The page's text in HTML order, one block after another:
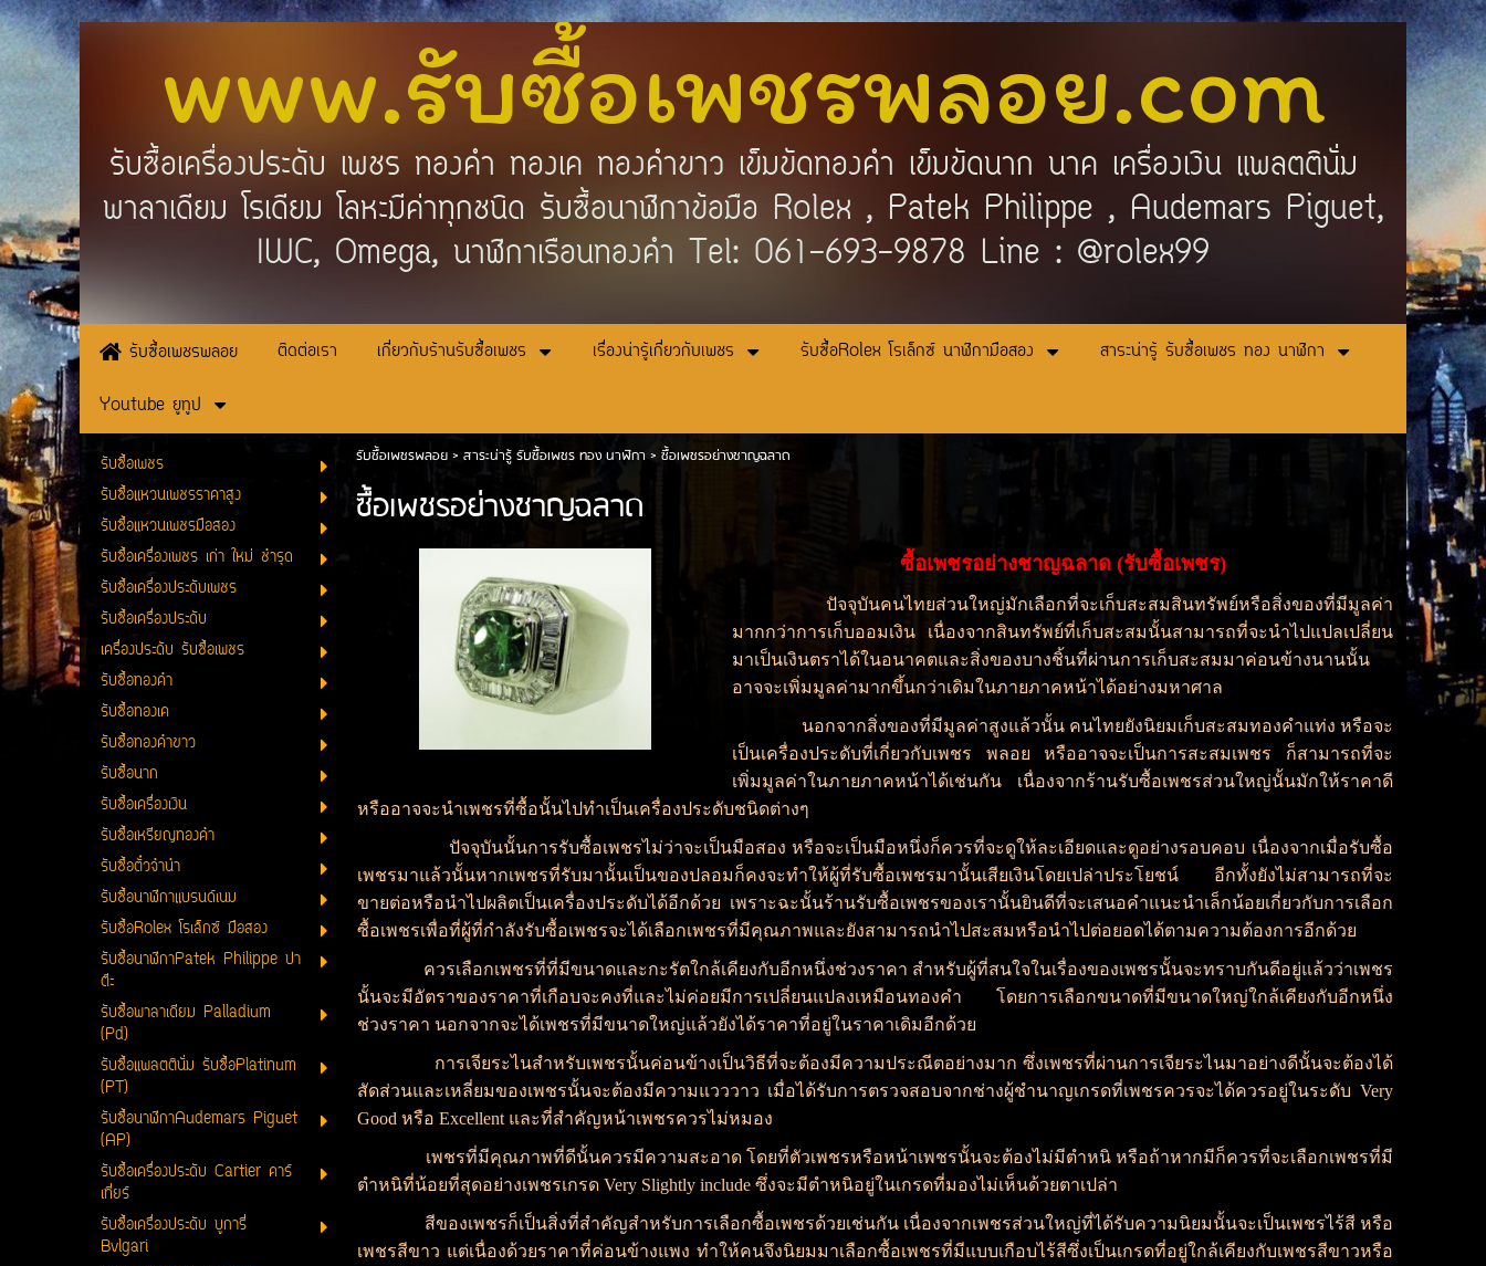
www.รับซื้อเพชรพลอย.com
รับซื้อเครื่องประดับ เพชร ทองคำ ทองเค ทองคำขาว เข็มขัดทองคำ เข็มขัดนาก นาค เครื่องเงิน แพลตตินั่ม
พาลาเดียม โรเดียม โลหะมีค่าทุกชนิด รับซื้อนาฬิกาข้อมือ Rolex , Patek Philippe , Audemars Piguet,
IWC, Omega, นาฬิกาเรือนทองคำ Tel: 061-693-9878 Line : @rolex99
รับซื้อเพชรพลอย ติดต่อเรา เกี่ยวกับร้านรับซื้อเพชร เรื่องน่ารู้เกี่ยวกับเพชร รับซื้อRolex โรเล็กซ์ นาฬิกามือสอง สาระน่ารู้ รับซื้อเพชร ทอง นาฬิกา
Youtube ยูทูป
รับซื้อเพชร
รับซื้อแหวนเพชรราคาสูง
รับซื้อแหวนเพชรมือสอง
รับซื้อเครื่องเพชร เก่า ใหม่ ชำรุด
รับซื้อเครื่องประดับเพชร
รับซื้อเครื่องประดับ
เครื่องประดับ รับซื้อเพชร
รับซื้อทองคำ
รับซื้อทองเค
รับซื้อทองคำขาว
รับซื้อนาก
รับซื้อเครื่องเงิน
รับซื้อเหรียญทองคำ
รับซื้อตั๋วจำนำ
รับซื้อนาฬิกาแบรนด์เนม
รับซื้อRolex โรเล็กซ์ มือสอง
รับซื้อนาฬิกาPatek Philippe ปา
ต๊ะ
รับซื้อพาลาเดียม Palladium
(Pd)
รับซื้อแพลตตินั่ม รับซื้อPlatinum
(PT)
รับซื้อนาฬิกาAudemars Piguet
(AP)
รับซื้อเครื่องประดับ Cartier คาร์
เที่ยร์
รับซื้อเครื่องประดับ บูการี่
Bvlgari
รับซื้อเพชรพลอย> สาระน่ารู้ รับซื้อเพชร ทอง นาฬิกา> ซื้อเพชรอย่างชาญฉลาด
ซื้อเพชรอย่างชาญฉลาด
ซื้อเพชรอย่างชาญฉลาด (รับซื้อเพชร)
ปัจจุบันคนไทยส่วนใหญ่มักเลือกที่จะเก็บสะสมสินทรัพย์หรือสิ่งของที่มีมูลค่า
มากกว่าการเก็บออมเงิน เนื่องจากสินทรัพย์ที่เก็บสะสมนั้นสามารถที่จะนำไปแปลเปลี่ยน
มาเป็นเงินตราได้ในอนาคตและสิ่งของบางชิ้นที่ผ่านการเก็บสะสมมาค่อนข้างนานนั้น
อาจจะเพิ่มมูลค่ามากขึ้นกว่าเดิมในภายภาคหน้าได้อย่างมหาศาล
นอกจากสิ่งของที่มีมูลค่าสูงแล้วนั้น คนไทยยังนิยมเก็บสะสมทองคำแท่ง หรือจะ
เป็นเครื่องประดับที่เกี่ยวกับเพชร พลอย หรืออาจจะเป็นการสะสมเพชร ก็สามารถที่จะ
เพิ่มมูลค่าในภายภาคหน้าได้เช่นกัน เนื่องจากร้านรับซื้อเพชรส่วนใหญ่นั้นมักให้ราคาดี
หรืออาจจะนำเพชรที่ซื้อนั้นไปทำเป็นเครื่องประดับชนิดต่างๆ
ปัจจุบันนั้นการรับซื้อเพชรไม่ว่าจะเป็นมือสอง หรือจะเป็นมือหนึ่งก็ควรที่จะดูให้ละเอียดและดูอย่างรอบคอบ เนื่องจากเมื่อรับซื้อ
เพชรมาแล้วนั้นหากเพชรที่รับมานั้นเป็นของปลอมก็คงจะทำให้ผู้ที่รับซื้อเพชรมานั้นเสียเงินโดยเปล่าประโยชน์ อีกทั้งยังไม่สามารถที่จะ
ขายต่อหรือนำไปผลิตเป็นเครื่องประดับได้อีกด้วย เพราะฉะนั้นร้านรับซื้อเพชรของเรานั้นยินดีที่จะเสนอคำแนะนำเล็กน้อยเกี่ยวกับการเลือก
ซื้อเพชรเพื่อที่ผู้ที่กำลังรับซื้อเพชรจะได้เลือกเพชรที่มีคุณภาพและยังสามารถนำไปสะสมหรือนำไปต่อยอดได้ตามความต้องการอีกด้วย
ควรเลือกเพชรที่ที่มีขนาดและกะรัตใกล้เคียงกับอีกหนึ่งช่วงราคา สำหรับผู้ที่สนใจในเรื่องของเพชรนั้นจะทราบกันดีอยู่แล้วว่าเพชร
นั้นจะมีอัตราของราคาที่เกือบจะคงที่และไม่ค่อยมีการเปลี่ยนแปลงเหมือนทองคำ โดยการเลือกขนาดที่มีขนาดใหญ่ใกล้เคียงกับอีกหนึ่ง
ช่วงราคา นอกจากจะได้เพชรที่มีขนาดใหญ่แล้วยังได้ราคาที่อยู่ในราคาเดิมอีกด้วย
การเจียระไนสำหรับเพชรนั้นค่อนข้างเป็นวิธีที่จะต้องมีความประณีตอย่างมาก ซึ่งเพชรที่ผ่านการเจียระไนมาอย่างดีนั้นจะต้องได้
สัดส่วนและเหลี่ยมของเพชรนั้นจะต้องมีความแวววาว เมื่อได้รับการตรวจสอบจากช่างผู้ชำนาญเกรดที่เพชรควรจะได้ควรอยู่ในระดับ Very
Good หรือ Excellent และที่สำคัญหน้าเพชรควรไม่หมอง
เพชรที่มีคุณภาพที่ดีนั้นควรมีความสะอาด โดยที่ตัวเพชรหรือหน้าเพชรนั้นจะต้องไม่มีตำหนิ หรือถ้าหากมีก็ควรที่จะเลือกเพชรที่มี
ตำหนิที่น้อยที่สุดอย่างเพชรเกรด Very Slightly include ซึ่งจะมีตำหนิอยู่ในเกรดที่มองไม่เห็นด้วยตาเปล่า
สีของเพชรก็เป็นสิ่งที่สำคัญสำหรับการเลือกซื้อเพชรด้วยเช่นกัน เนื่องจากเพชรส่วนใหญ่ที่ได้รับความนิยมนั้นจะเป็นเพชรไร้สี หรือ
เพชรสีขาว แต่เนื่องด้วยราคาที่ค่อนข้างแพง ทำให้คนจึงนิยมมาเลือกซื้อเพชรที่มีแบบเกือบไร้สีซึ่งเป็นเกรดที่อยู่ใกล้เคียงกับเพชรสีขาวหรือ